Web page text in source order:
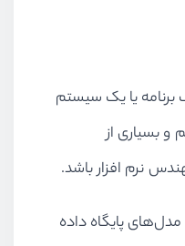
برنامه یا یک سیستم
بسیاری از
نرم افزار باشد.
پایگاه داده